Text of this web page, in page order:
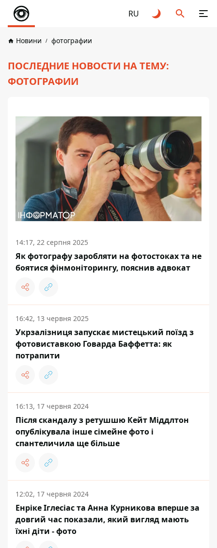
RU
Новини фотографии
ПОСЛЕДНИЕ НОВОСТИ НА ТЕМУ:
ФОТОГРАФИИ
14:17, 22 серпня 2025
Як фотографу заробляти на фотостоках та не
боятися фінмоніторингу, пояснив адвокат
16:42, 13 червня 2025
Укрзалізниця запускає мистецький поїзд з
фотовиставкою Говарда Баффетта: як
потрапити
16:13, 17 червня 2024
Після скандалу з ретушшю Кейт Міддлтон
опублікувала інше сімейне фото і
спантеличила ще більше
12:02, 17 червня 2024
Енріке Іглесіас та Анна Курникова вперше за
довгий час показали, який вигляд мають
їхні діти - фото